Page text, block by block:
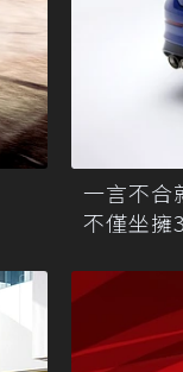
一言不合
不僅坐擁